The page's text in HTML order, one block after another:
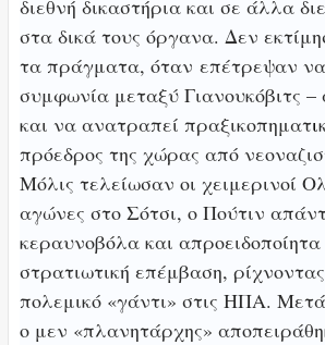
διεθνή δικαστήρια και σε άλλα
στα δικά τους όργανα. Δεν
τα πράγματα, όταν επέτρεψαν
συμφωνία μεταξύ Γιανουκόβιτς –
και να ανατραπεί πραξικοπηματι
πρόεδρος της χώρας από
Μόλις τελείωσαν οι χειμερινοί
αγώνες στο Σότσι, ο Πούτιν
κεραυνοβόλα και
στρατιωτική επέμβαση,
πολεμικό «γάντι» στις ΗΠΑ.
ο μεν «πλανητάρχης»